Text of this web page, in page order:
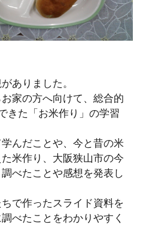
ありました。
家の方へ向けて、総合的
きた「お米作り」の学習
んだことや、今と昔の米
米作り、大阪狭山市の今
べたことや感想を発表し
で作ったスライド資料を
べたことをわかりやすく